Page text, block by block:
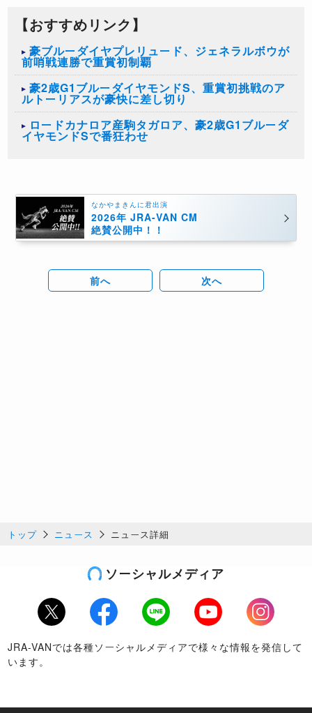
【おすすめリンク】
豪ブルーダイヤプレリュード、ジェネラルボウが
前哨戦連勝で重賞初制覇
豪2歳G1ブルーダイヤモンドS、重賞初挑戦のア
ルトーリアスが豪快に差し切り
ロードカナロア産駒タガロア、豪2歳G1ブルーダ
イヤモンドSで番狂わせ
なかやまきんに君出演
2026年 JRA-VAN CM
絶賛公開中！！
前へ 次へ
トップ ニュース ニュース詳細
ソーシャルメディア
Twitter Facebook LINE Youtube
Instagram
JRA-VANでは各種ソーシャルメディアで様々な情報を発信して
います。